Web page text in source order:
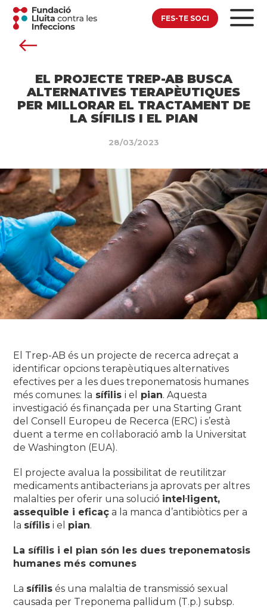
FES-TE SOCI
EL PROJECTE TREP-AB BUSCA
ALTERNATIVES TERAPÈUTIQUES
PER MILLORAR EL TRACTAMENT DE
LA SÍFILIS I EL PIAN
28/03/2023
El Trep-ABés un projecte de recerca adreçat a
identificar opcions terapèutiques alternatives
efectives per a les dues treponematosis humanes
més comunes: la sífilisi el pian. Aquesta
investigació és finançada per unaStarting Grant
del Consell Europeu de Recerca (ERC) i s’està
duent a terme en col·laboració amb la Universitat
de Washington (EUA).
El projecte avalua la possibilitat de reutilitzar
medicaments antibacterians ja aprovats per altres
malalties per oferir una solució intel·ligent,
assequible i eficaç a la manca d’antibiòtics per a
la sífilis i el pian.
La sífilis i el pian són les dues treponematosis
humanes més comunes
La sífilis és una malaltia de transmissió sexual
causada per Treponema pallidum (T.p.) subsp.